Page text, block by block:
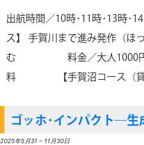
出航時間／10時･11時･13時･
ス】 手賀川まで進み発作（ほ
む 料金／大人1000円 小
料 【手賀沼コース（
ゴッホ･インパクト―生
2025年5月31 – 11月30日